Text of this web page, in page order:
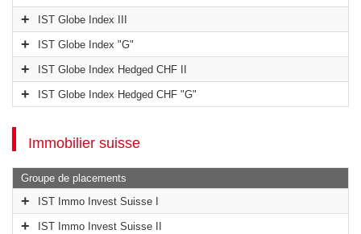
IST Globe Index III
IST Globe Index "G"
IST Globe Index Hedged CHF II
IST Globe Index Hedged CHF "G"
Immobilier suisse
Groupe de placements
IST Immo Invest Suisse I
IST Immo Invest Suisse II